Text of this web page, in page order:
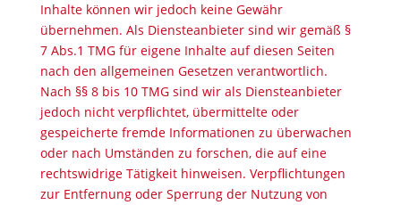
Inhalte können wir jedoch keine Gewähr
übernehmen. Als Diensteanbieter sind wir gemäß §
7 Abs.1 TMG für eigene Inhalte auf diesen Seiten
nach den allgemeinen Gesetzen verantwortlich.
Nach §§ 8 bis 10 TMG sind wir als Diensteanbieter
jedoch nicht verpflichtet, übermittelte oder
gespeicherte fremde Informationen zu überwachen
oder nach Umständen zu forschen, die auf eine
rechtswidrige Tätigkeit hinweisen. Verpflichtungen
zur Entfernung oder Sperrung der Nutzung von